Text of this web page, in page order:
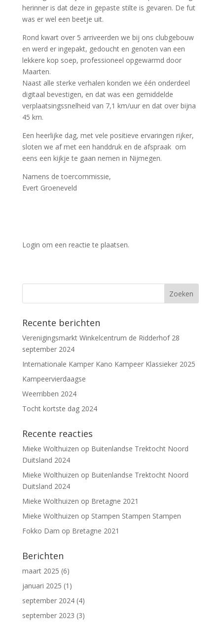
herinner is dat deze in gepaste stilte is gevaren. De fut
was er wel een beetje uit.
Rond kwart over 5 arriveerden we bij ons clubgebouw
en werd er ingepakt, gedoucht en genoten van een
lekkere kop soep, professioneel opgewarmd door
Maarten.
Naast alle sterke verhalen konden we één onderdeel
digitaal bevestigen, en dat was een gemiddelde
verplaatsingssnelheid van 7,1 km/uur en dat over bijna
45 km.
Een heerlijke dag, met vele positieve ervaringen rijker,
sloten we af met een handdruk en de afspraak om
eens een kijkje te gaan nemen in Nijmegen.
Namens de toercommissie,
Evert Groeneveld
Login om een reactie te plaatsen.
Recente berichten
Verenigingsmarkt Winkelcentrum de Ridderhof 28
september 2024
Internationale Kamper Kano Kampeer Klassieker 2025
Kampeervierdaagse
Weerribben 2024
Tocht kortste dag 2024
Recente reacties
Mieke Wolthuizen op Buitenlandse Trektocht Noord
Duitsland 2024
Mieke Wolthuizen op Buitenlandse Trektocht Noord
Duitsland 2024
Mieke Wolthuizen op Bretagne 2021
Mieke Wolthuizen op Stampen Stampen Stampen
Fokko Dam op Bretagne 2021
Berichten
maart 2025 (6)
januari 2025 (1)
september 2024(4)
september 2023 (3)